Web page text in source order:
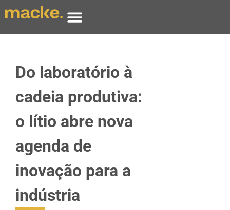
Do laboratório à
cadeia produtiva:
o lítio abre nova
agenda de
inovação para a
indústria